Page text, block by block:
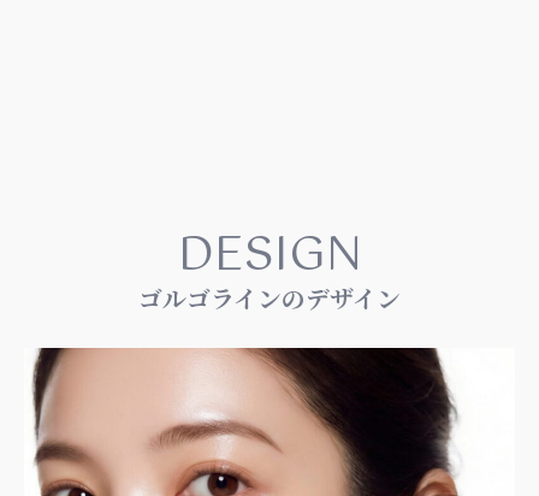
DESIGN
ゴルゴラインのデザイン